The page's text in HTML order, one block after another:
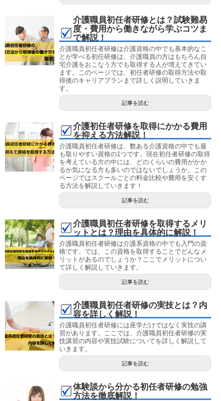
介護職員初任者研修とは？試験難易
度・費用から働きながら学ぶコツま
で解説！
介護職員初任者研修は介護資格の中でも基本的なこ
とが学べる初任研修は、介護職員の方はもちろん自
宅介護をおこなう方でも取得する人が増えてきてい
ます。このページでは、初任者研修の取得方法や取
得後のキャリアプランまで詳しく説明していきま
す。
記事を読む
介護初任者研修を取得にかかる費用
を抑える方法解説！
介護職員初任者研修は、数ある介護資格の中でも最
も取りやすい資格の1つです。現在初任者研修の取得
を考えている方の中には、どのくらいの費用がかか
るか気になる方も多いのではないでしょうか。この
ページではスクールごとの料金比較や費用を安くす
る方法を解説していきます！
記事を読む
介護職員初任者研修を取得するメリ
ットとは？理由を具体的に解説！
介護職員初任者研修は介護系資格の中でも入門の資
格です。では、この資格を取得することでどんなメ
リットがあるのでしょうか？ここでメリットについ
て詳しく解説していきます。
記事を読む
介護職員初任者研修の実技とは？内
容を詳しく解説！
介護職員初任者研修には座学だけではなく実技の講
習があります。ここでは、介護職員初任者研修の実
技講習の内容や実技試験についてを詳しく解説して
いきます。
記事を読む
体験談から分かる初任者研修の勉強
方法を徹底解説！